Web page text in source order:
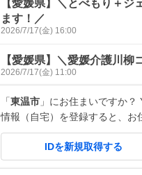
【愛媛県】＼とべもり＋
ます！／
2026/7/17(金) 16:00
【愛媛県】＼愛媛介護川柳
2026/7/17(金) 11:00
「東温市 」にお住まいですか
情報（自宅）を登録すると、お
IDを新規取得する